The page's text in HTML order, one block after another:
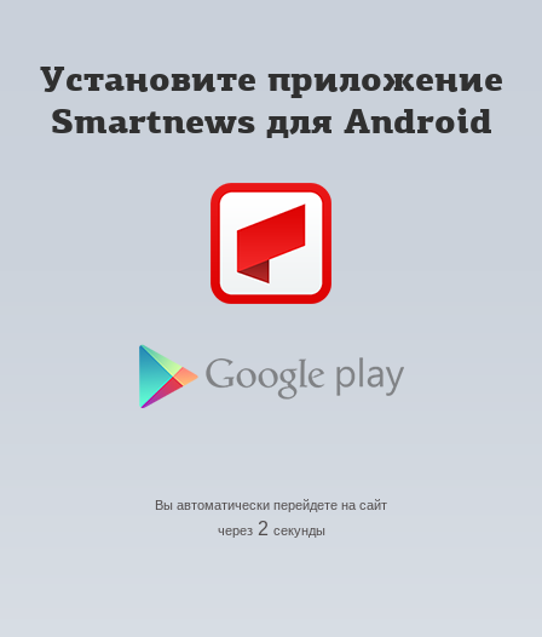
Установите приложение
Smartnews для Android
Вы автоматически перейдете на сайт
через 2 секунды